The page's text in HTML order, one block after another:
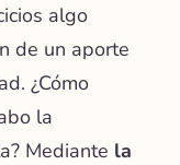
algo
de un aporte
¿Cómo
la
Mediante la